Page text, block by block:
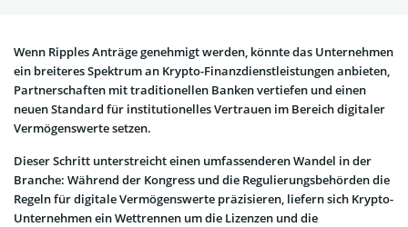
Wenn Ripples Anträge genehmigt werden, könnte das Unternehmen
ein breiteres Spektrum an Krypto-Finanzdienstleistungen anbieten,
Partnerschaften mit traditionellen Banken vertiefen und einen
neuen Standard für institutionelles Vertrauen im Bereich digitaler
Vermögenswerte setzen.
Dieser Schritt unterstreicht einen umfassenderen Wandel in der
Branche: Während der Kongress und die Regulierungsbehörden die
Regeln für digitale Vermögenswerte präzisieren, liefern sich Krypto-
Unternehmen ein Wettrennen um die Lizenzen und die